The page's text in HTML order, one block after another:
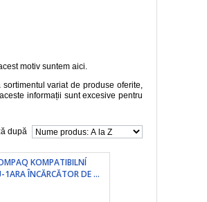
motiv suntem aici.
sortimentul variat de produse oferite,
informații sunt excesive pentru
după
KOMPATIBILNÍ
1ARA ÎNCĂRCĂTOR DE ...